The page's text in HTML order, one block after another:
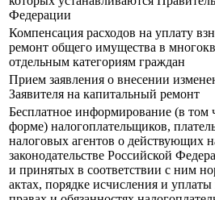
Федерации
Компенсация расходов на уплату
ремонт общего имущества в
отдельным категориям граждан
Прием заявления о внесении
Заявителя на капитальный ремонт
Бесплатное информирование (в том
форме) налогоплательщиков,
налоговых агентов о действующих
законодательстве Российской
и принятых в соответствии с ним
актах, порядке исчисления и